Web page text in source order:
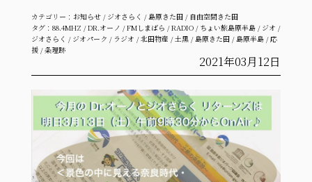
カテゴリー： お知らせ/ ジオさらく /島原きた田/ 自由空間きた田
タグ： 88.4MHZ /DR.オーノ /FMしまばら /RADIO/ ちょい旅島原半島/ ジオ /
ジオさらく / ジオパーク / ラジオ /北田物産 /土黒/島原きた田/島原半島/応
援/条理跡
2021年03月12日